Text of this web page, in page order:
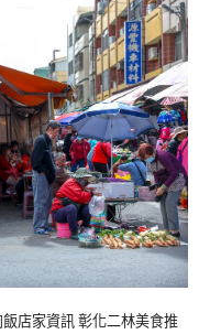
店家資訊 彰化二林美食推